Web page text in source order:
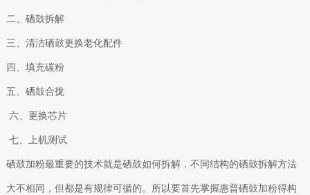
二、硒鼓拆解
三、清洁硒鼓更换老化配件
四、填充碳粉
五、硒鼓合拢
六、更换芯片
七、上机测试
硒鼓加粉最重要的技术就是硒鼓如何拆解，不同结构的硒鼓拆解方法
大不相同，但都是有规律可循的。所以要首先掌握惠普硒鼓加粉得构